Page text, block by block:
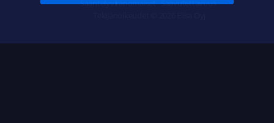
Sääntelyviranomaiset Saavutettavuus